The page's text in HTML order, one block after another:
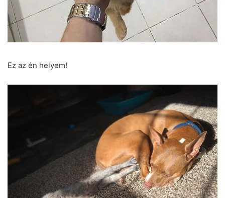
Ez az én helyem!